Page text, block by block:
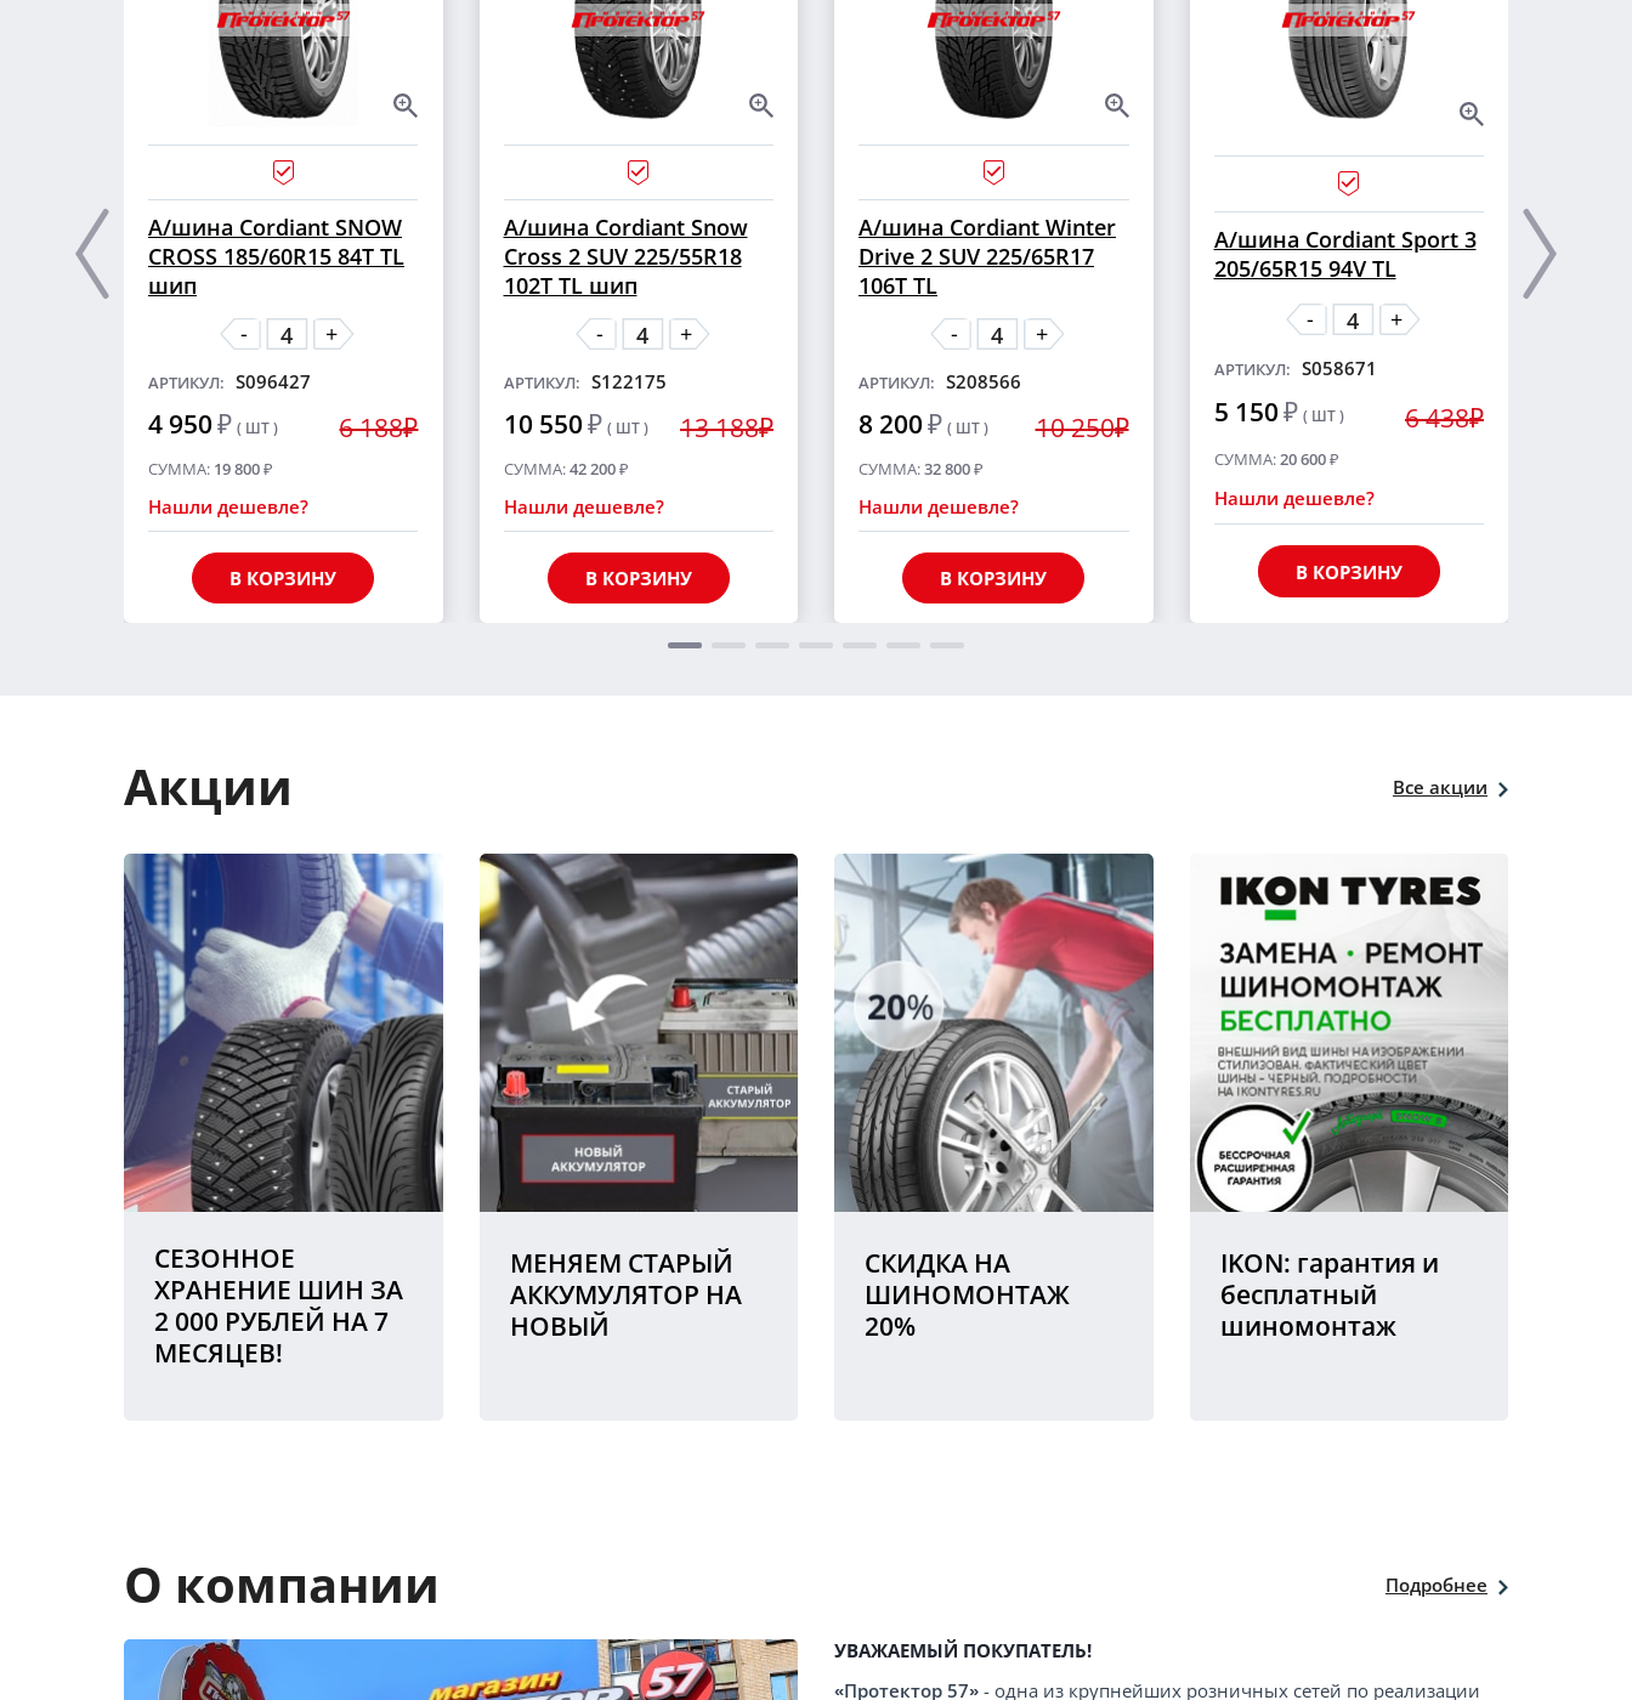
А/шина Cordiant SNOW
CROSS 185/60R15 84T TL
шип
-
+
АРТИКУЛ: S096427
4 950₽ ( ШТ ) 6 188₽
СУММА: 19 800₽
Нашли дешевле?
В КОРЗИНУ
А/шина Cordiant Snow
Cross 2 SUV 225/55R18
102T TL шип
-
+
АРТИКУЛ: S122175
10 550₽ ( ШТ ) 13 188₽
СУММА:42 200₽
Нашли дешевле?
В КОРЗИНУ
А/шина Cordiant Winter
Drive 2 SUV 225/65R17
106T TL
-
+
АРТИКУЛ: S208566
8 200₽ ( ШТ ) 10 250₽
СУММА:32 800₽
Нашли дешевле?
В КОРЗИНУ
А/шина Cordiant Sport 3
205/65R15 94V TL
-
+
АРТИКУЛ: S058671
5 150₽ ( ШТ ) 6 438₽
СУММА: 20 600₽
Нашли дешевле?
В КОРЗИНУ
Акции Все акции
СЕЗОННОЕ
ХРАНЕНИЕ ШИН ЗА
2 000 РУБЛЕЙ НА 7
МЕСЯЦЕВ!
МЕНЯЕМ СТАРЫЙ
АККУМУЛЯТОР НА
НОВЫЙ
СКИДКА НА
ШИНОМОНТАЖ
20%
IKON: гарантия и
бесплатный
шиномонтаж
О компании Подробнее
УВАЖАЕМЫЙ ПОКУПАТЕЛЬ!
«Протектор 57» - одна из крупнейших розничных сетей по реализации